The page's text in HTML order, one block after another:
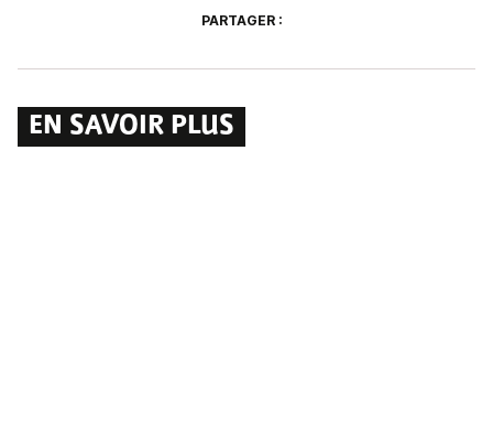
PARTAGER :
EN SAVOIR PLUS